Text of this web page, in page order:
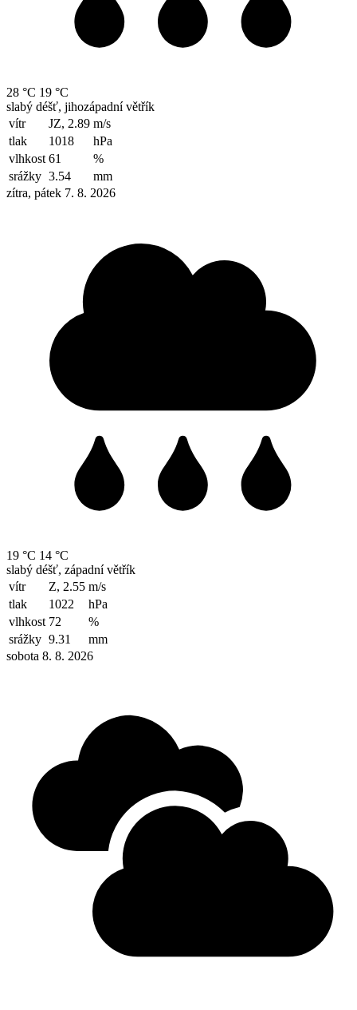
28 °C 19 °C
slabý déšť, jihozápadní větřík
vítr
JZ, 2.89 m/s
tlak
1018
hPa
vlhkost 61
%
srážky 3.54
mm
zítra, pátek 7. 8. 2026
19 °C 14 °C
slabý déšť, západní větřík
vítr
Z, 2.55 m/s
tlak
1022
hPa
vlhkost 72
%
srážky 9.31
mm
sobota 8. 8. 2026